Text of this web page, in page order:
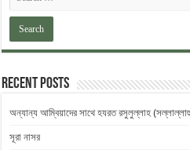
Recent Posts
অন্যান্য আম্বিয়াদের সাথে হযরত রসুলুল্লাহ
সূরা নাসর